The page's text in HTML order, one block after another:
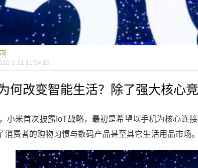
2-21 11:54:19
何改变智能生活？除了强大核心
小米首次披露IoT战略，最初是希望以手机为核心连
消费者的购物习惯与数码产品甚至其它生活用品市场。